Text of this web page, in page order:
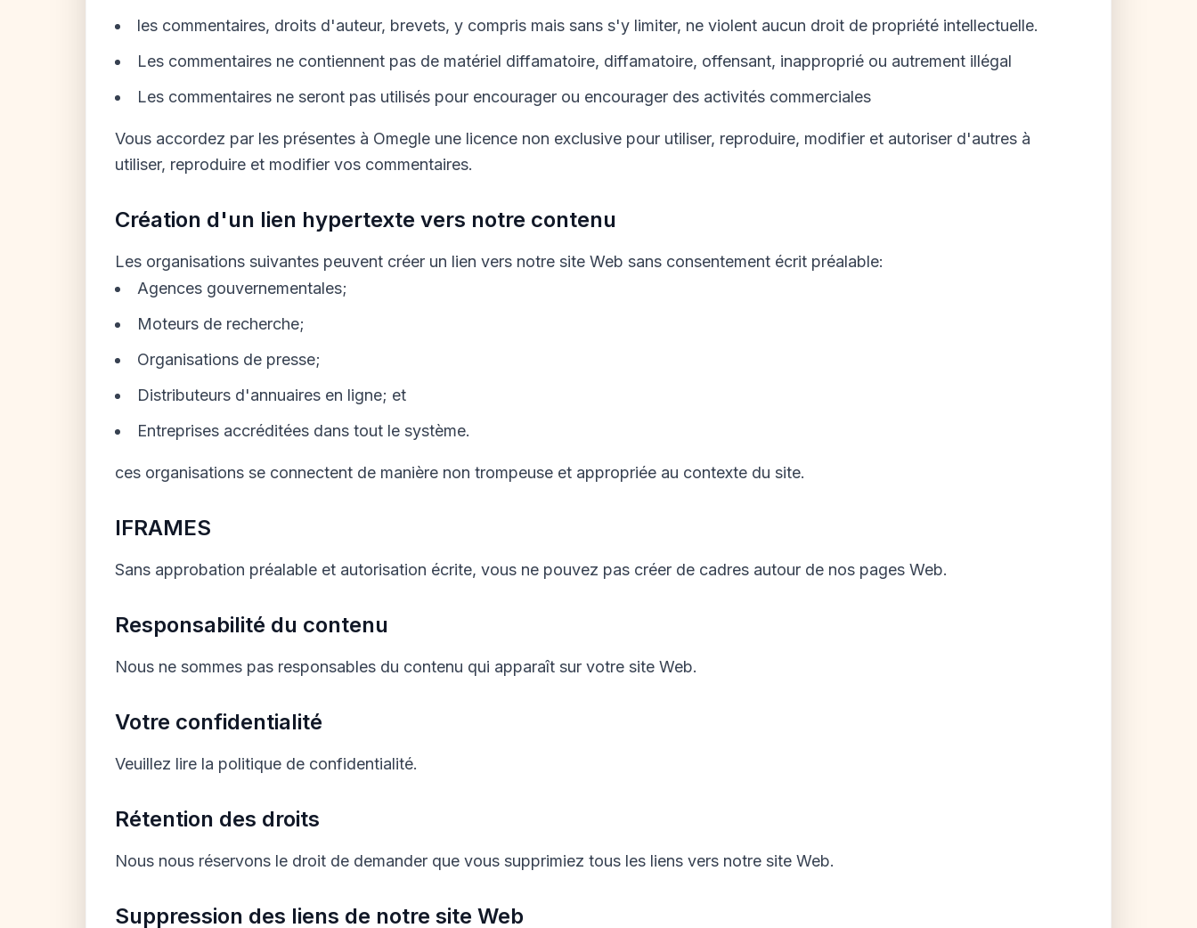
les commentaires, droits d'auteur, brevets, y compris mais sans s'y limiter, ne violent aucun droit de propriété intellectuelle.
Les commentaires ne contiennent pas de matériel diffamatoire, diffamatoire, offensant, inapproprié ou autrement illégal
Les commentaires ne seront pas utilisés pour encourager ou encourager des activités commerciales
Vous accordez par les présentes à Omegle une licence non exclusive pour utiliser, reproduire, modifier et autoriser d'autres à
utiliser, reproduire et modifier vos commentaires.
Création d'un lien hypertexte vers notre contenu
Les organisations suivantes peuvent créer un lien vers notre site Web sans consentement écrit préalable:
Agences gouvernementales;
Moteurs de recherche;
Organisations de presse;
Distributeurs d'annuaires en ligne; et
Entreprises accréditées dans tout le système.
ces organisations se connectent de manière non trompeuse et appropriée au contexte du site.
IFRAMES
Sans approbation préalable et autorisation écrite, vous ne pouvez pas créer de cadres autour de nos pages Web.
Responsabilité du contenu
Nous ne sommes pas responsables du contenu qui apparaît sur votre site Web.
Votre confidentialité
Veuillez lire la politique de confidentialité.
Rétention des droits
Nous nous réservons le droit de demander que vous supprimiez tous les liens vers notre site Web.
Suppression des liens de notre site Web